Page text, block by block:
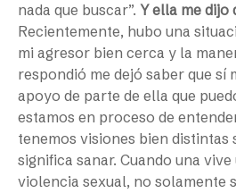
nada que buscar”. Y ella me dijo
Recientemente, hubo una
mi agresor bien cerca y la
respondió me dejó saber que sí
apoyo de parte de ella que
estamos en proceso de
tenemos visiones bien distintas
significa sanar. Cuando una
violencia sexual, no solamente